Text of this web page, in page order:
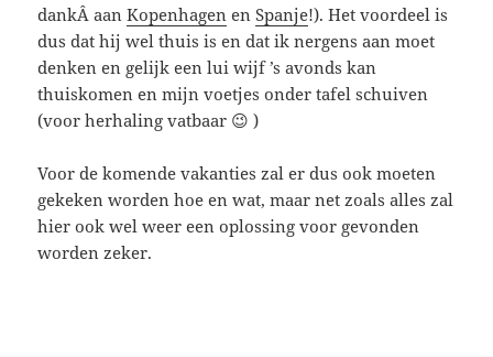
dankÂ aanKopenhagen enSpanje!). Het voordeel is
dus dat hij wel thuis is en dat ik nergens aan moet
denken en gelijk een lui wijf ’s avonds kan
thuiskomen en mijn voetjes onder tafel schuiven
(voor herhaling vatbaar 😉 )
Voor de komende vakanties zal er dus ook moeten
gekeken worden hoe en wat, maar net zoals alles zal
hier ook wel weer een oplossing voor gevonden
worden zeker.